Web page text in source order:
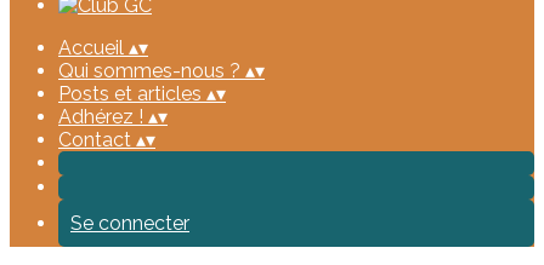
Accueil ▴▾
Qui sommes-nous ? ▴▾
Posts et articles ▴▾
Adhérez ! ▴▾
Contact ▴▾
Se connecter